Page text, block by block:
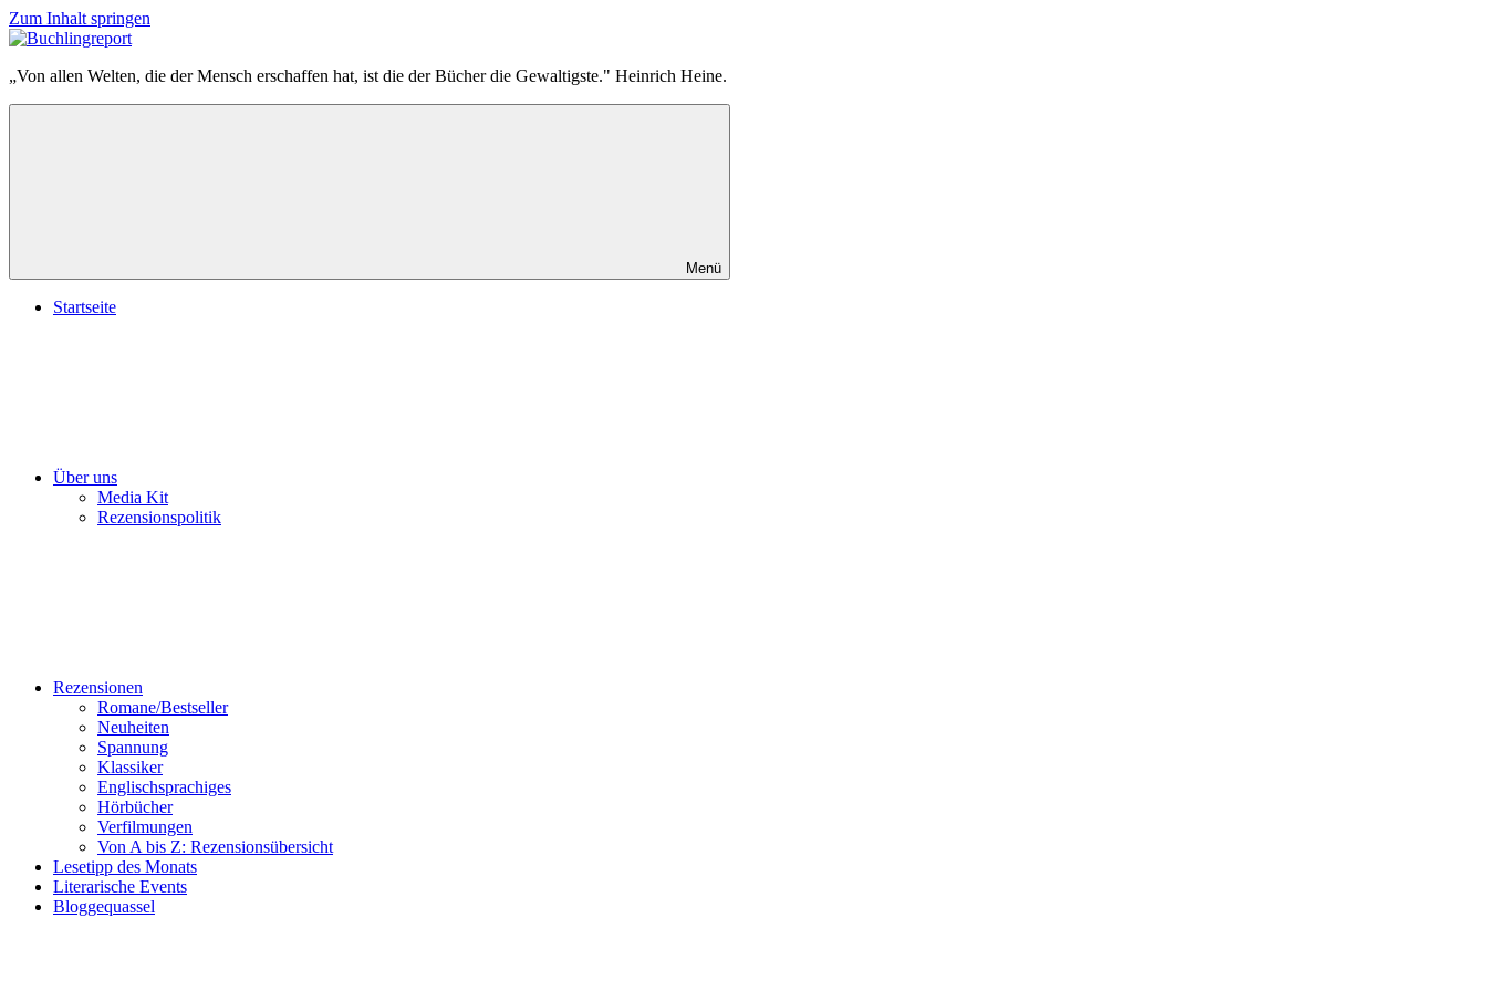
Zum Inhalt springen
Buchlingreport
„Von allen Welten, die der Mensch erschaffen hat, ist die der Bücher die Gewaltigste." Heinrich Heine.
Menü
Startseite
Über uns
Media Kit
Rezensionspolitik
Rezensionen
Romane/Bestseller
Neuheiten
Spannung
Klassiker
Englischsprachiges
Hörbücher
Verfilmungen
Von A bis Z: Rezensionsübersicht
Lesetipp des Monats
Literarische Events
Bloggequassel